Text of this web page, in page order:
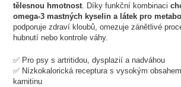
tělesnou hmotnost. Díky funkční kombinaci
omega-3 mastných kyselin a látek pro
podporuje zdraví kloubů, omezuje zánětlivé
hubnutí nebo kontrole váhy.
✅ Pro psy s artritidou, dysplazií a nadváhou
✅ Nízkokalorická receptura s vysokým
karnitinu